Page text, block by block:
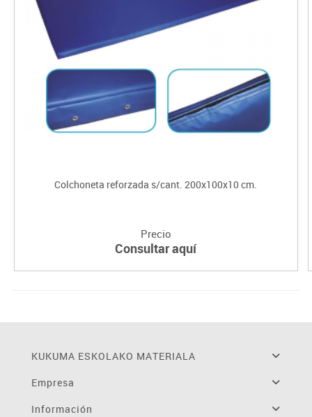
Colchoneta reforzada s/cant. 200x100x10 cm.
Precio
Consultar aquí
KUKUMA ESKOLAKO MATERIALA
Empresa
Información